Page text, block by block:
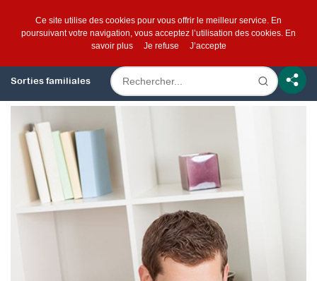
Sorties familiales
Ce site utilise des cookies pour vous offrir le meilleur service. En
poursuivant votre navigation, vous acceptez l’utilisation des cookies. En
savoir plus
Je refuse J’accepte